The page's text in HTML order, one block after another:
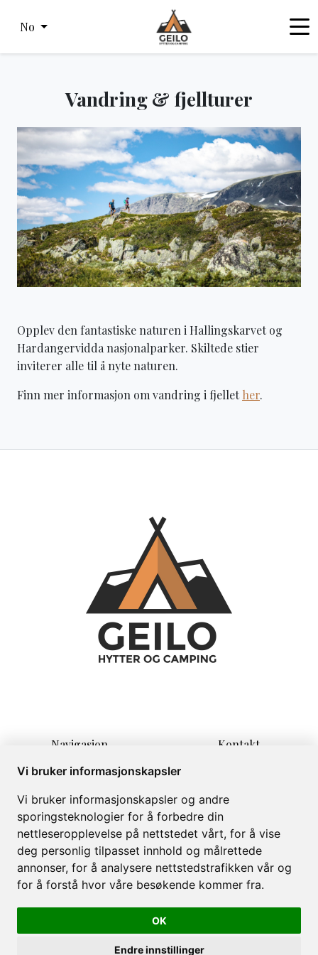
Vi bruker informasjonskapsler
Vi bruker informasjonskapsler og andre
sporingsteknologier for å forbedre din
nettleseropplevelse på nettstedet vårt, for å vise
deg personlig tilpasset innhold og målrettede
annonser, for å analysere nettstedstrafikken vår og
for å forstå hvor våre besøkende kommer fra.
OK
Endre innstillinger
No
Vandring & fjellturer
Opplev den fantastiske naturen i Hallingskarvet og
Hardangervidda nasjonalparker. Skiltede stier
inviterer alle til å nyte naturen.
Finn mer informasjon om vandring i fjellether.
Navigasjon
Hjem
Informasjon
Om
Galleri
Kontakt
info@campinggeilo.no
+47 57999999
Geilo Hytter & Camping AS © 2026